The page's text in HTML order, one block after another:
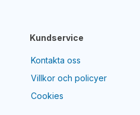
Kundservice
Kontakta oss
Villkor och policyer
Cookies